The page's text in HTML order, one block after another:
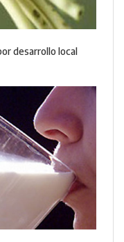
desarrollo local